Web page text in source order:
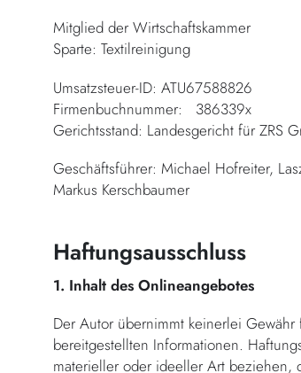
Mitglied der Wirtschaftskammer
Sparte: Textilreinigung
Umsatzsteuer-ID: ATU67588826
Firmenbuchnummer: 386339x
Gerichtsstand: Landesgericht für ZRS
Geschäftsführer: Michael Hofreiter,
Markus Kerschbaumer
Haftungsausschluss
1. Inhalt des Onlineangebotes
Der Autor übernimmt keinerlei
bereitgestellten Informationen.
materieller oder ideeller Art